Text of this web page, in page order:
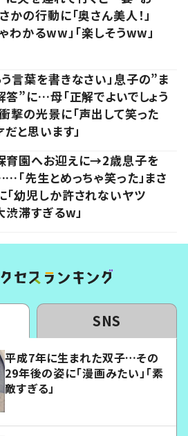
かの行動に「奥さん美人！」
わかるww」「楽しそうww」
う言葉を書きなさい」息子の”ま
答”に…母「正解でよいでしょう
撃の光景に「声出して笑った
だと思います」
育園へお迎えに→2歳息子を
「先生とめっちゃ笑った」まさ
「幼児しか許されないヤツ
渋滞すぎるw」
SNS
平成7年に生まれた双子…その
29年後の姿に「漫画みたい」「素
敵すぎる」